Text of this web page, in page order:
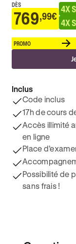
DÈS
769,99€
4X
4X
PROMO
Inclus
Code inclus
17h de cours
Accès illimité
en ligne
Place
Possibilité de
sans frais !